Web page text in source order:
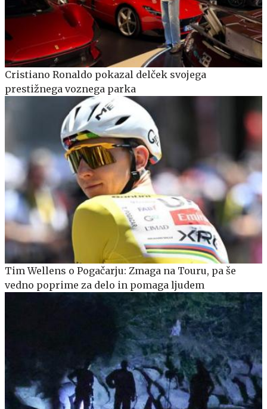
Cristiano Ronaldo pokazal delček svojega
prestižnega voznega parka
Tim Wellens o Pogačarju: Zmaga na Touru, pa še
vedno poprime za delo in pomaga ljudem